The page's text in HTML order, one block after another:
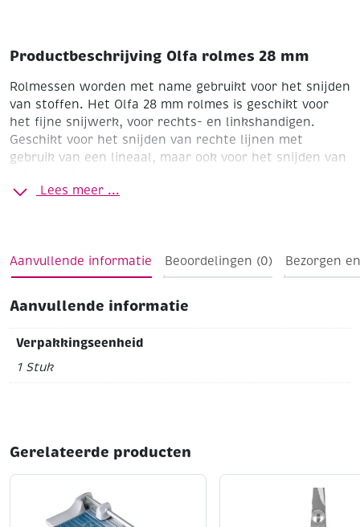
Productbeschrijving Olfa rolmes 28 mm
Rolmessen worden met name gebruikt voor het snijden
van stoffen. Het Olfa 28 mm rolmes is geschikt voor
het fijne snijwerk, voor rechts- en linkshandigen.
Geschikt voor het snijden van rechte lijnen met
gebruik van een lineaal, maar ook voor het snijden van
niet "in" de mat en krijgt u zodoende scherpe snedes.
Tevens blijft het rolmes hiermee langer scherp.
Lees meer ...
Aanvullende informatie Beoordelingen (0) Bezorgen
Aanvullende informatie
Verpakkingseenheid
1 Stuk
Gerelateerde producten